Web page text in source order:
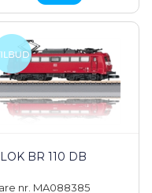
BR 110 DB
nr. MA088385